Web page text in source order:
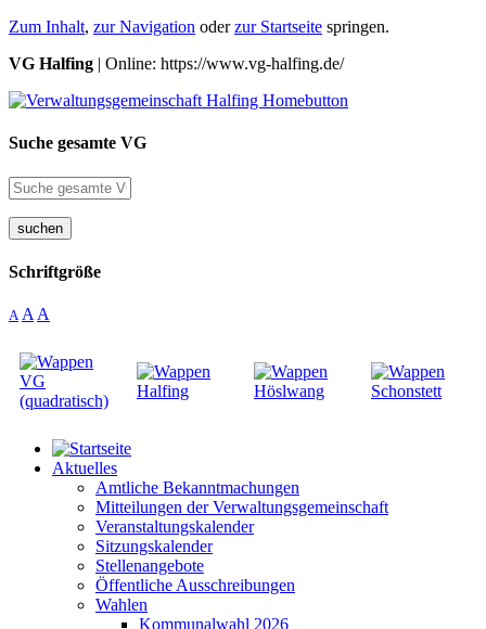
Zum Inhalt, zur Navigation oderzur Startseite springen.
VG Halfing | Online: https://www.vg-halfing.de/
Suche gesamte VG
suchen
Schriftgröße
A A A
Aktuelles
Amtliche Bekanntmachungen
Mitteilungen der Verwaltungsgemeinschaft
Veranstaltungskalender
Sitzungskalender
Stellenangebote
Öffentliche Ausschreibungen
Wahlen
Kommunalwahl 2026